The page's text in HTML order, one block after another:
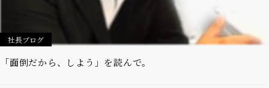
社長ブログ
「面倒だから、しよう」を読んで。